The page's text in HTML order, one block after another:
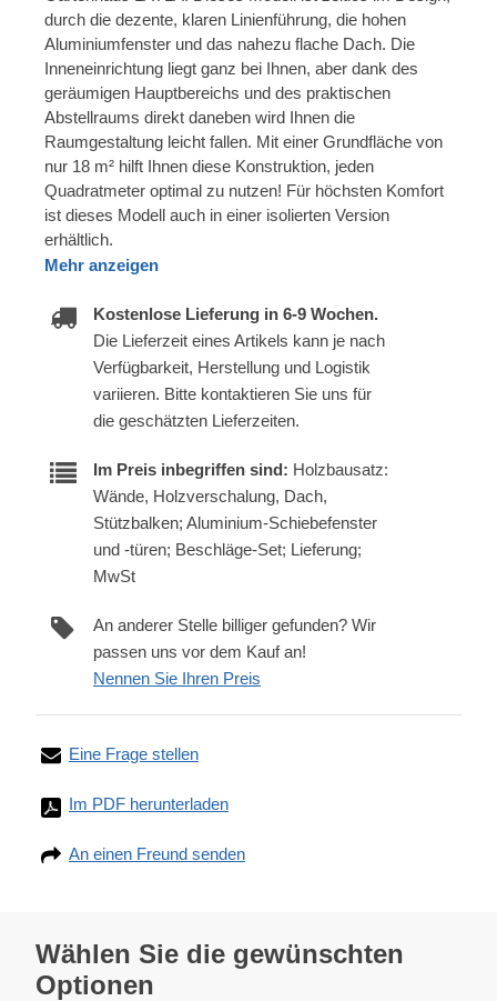
durch die dezente, klaren Linienführung, die hohen
Aluminiumfenster und das nahezu flache Dach. Die
Inneneinrichtung liegt ganz bei Ihnen, aber dank des
geräumigen Hauptbereichs und des praktischen
Abstellraums direkt daneben wird Ihnen die
Raumgestaltung leicht fallen. Mit einer Grundfläche von
nur 18 m² hilft Ihnen diese Konstruktion, jeden
Quadratmeter optimal zu nutzen! Für höchsten Komfort
ist dieses Modell auch in einer isolierten Version
erhältlich.
Mehr anzeigen
Kostenlose Lieferung in 6-9 Wochen.
Die Lieferzeit eines Artikels kann je nach
Verfügbarkeit, Herstellung und Logistik
variieren. Bitte kontaktieren Sie uns für
die geschätzten Lieferzeiten.
Im Preis inbegriffen sind: Holzbausatz:
Wände, Holzverschalung, Dach,
Stützbalken; Aluminium-Schiebefenster
und -türen; Beschläge-Set; Lieferung;
MwSt
An anderer Stelle billiger gefunden? Wir
passen uns vor dem Kauf an!
Nennen Sie Ihren Preis
Eine Frage stellen
Im PDF herunterladen
An einen Freund senden
Wählen Sie die gewünschten
Optionen